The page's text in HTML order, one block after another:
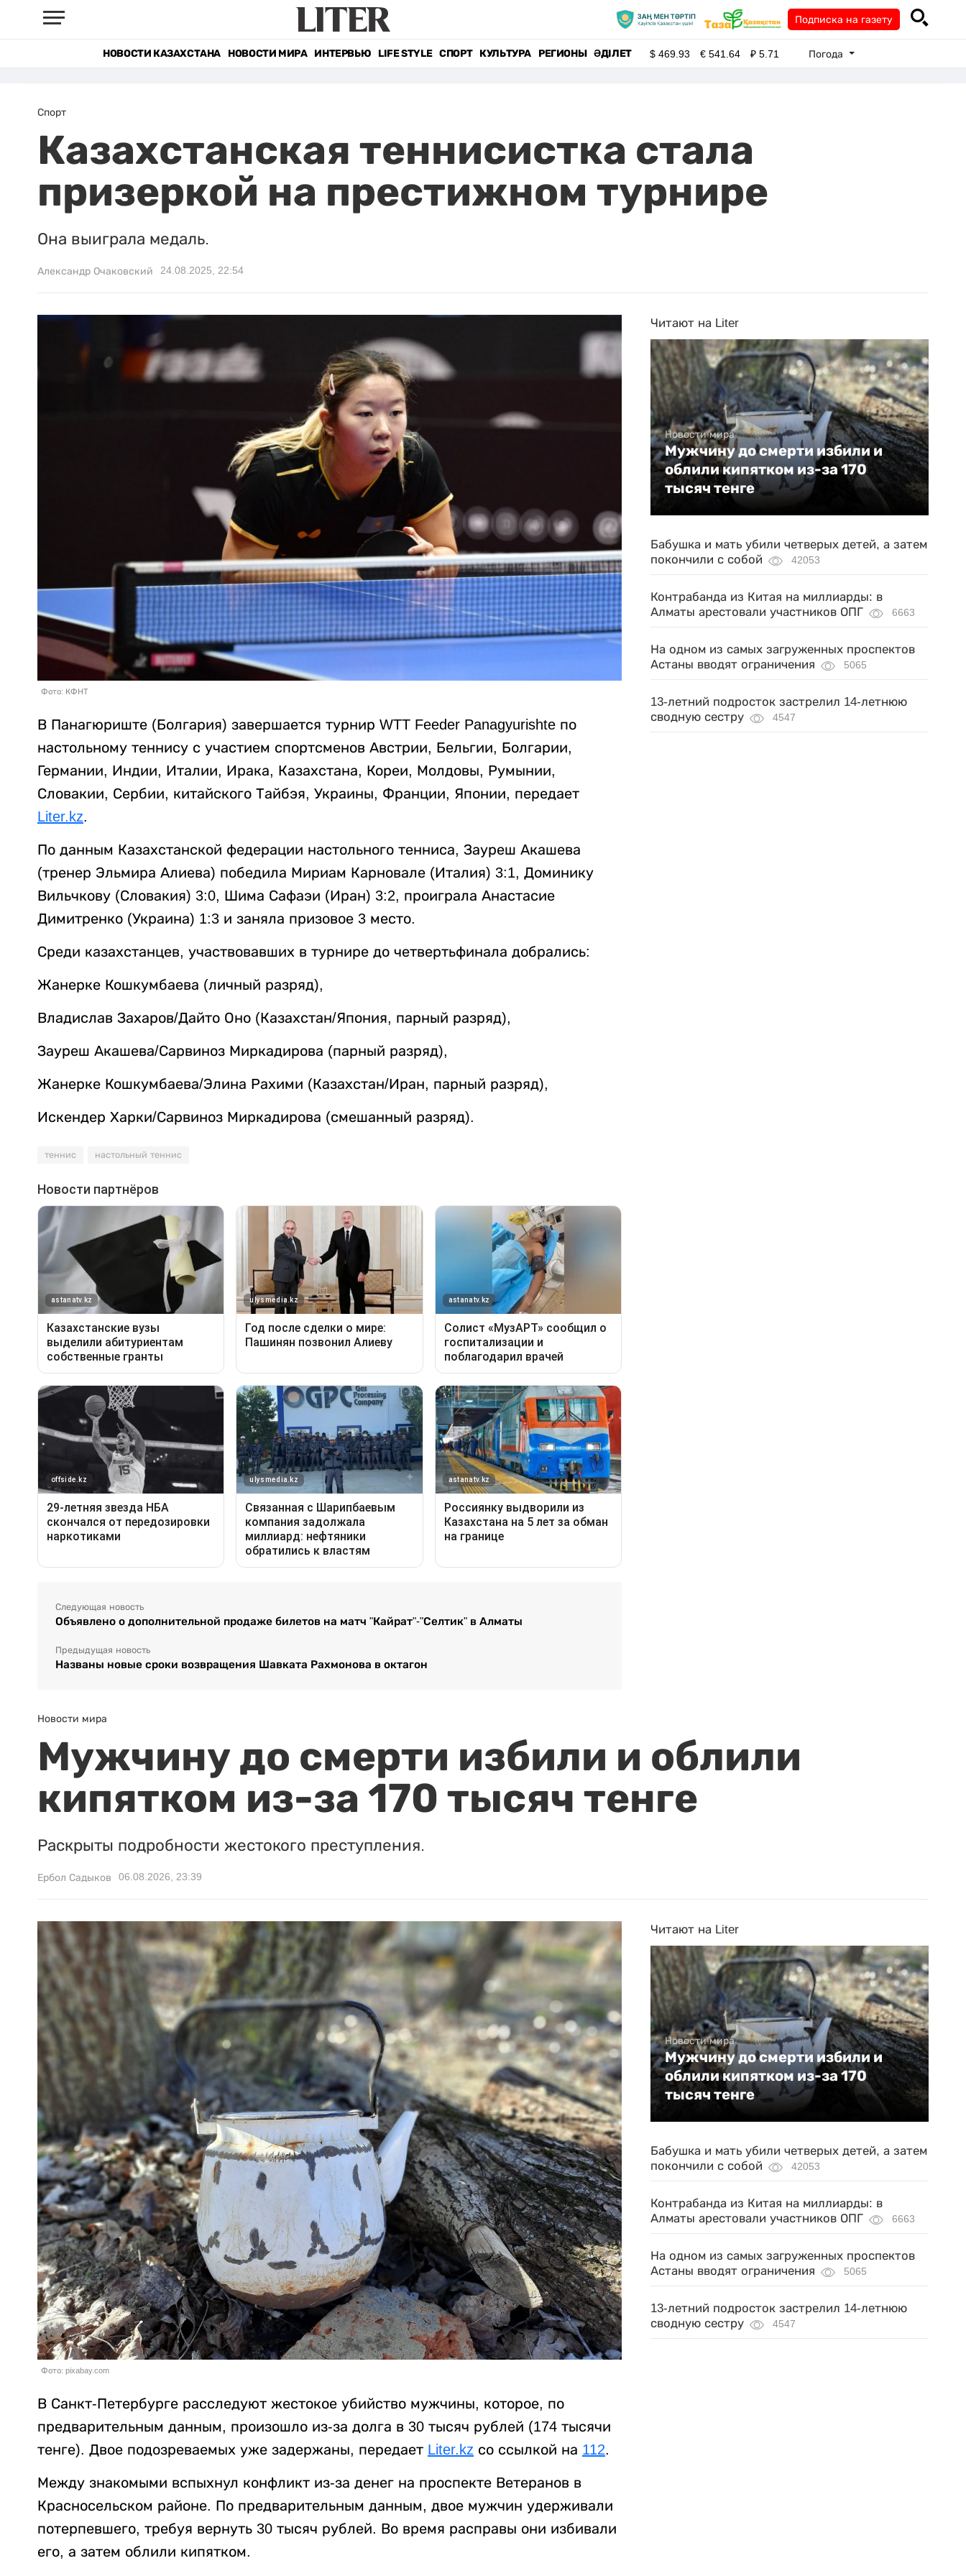
Подписка на газету
НОВОСТИ КАЗАХСТАНА НОВОСТИ МИРА ИНТЕРВЬЮ LIFE STYLE СПОРТ КУЛЬТУРА РЕГИОНЫ ӘДІЛЕТ $469.93 €541.64 ₽5.71 Погода
Спорт
Казахстанская теннисистка стала
призеркой на престижном турнире
Она выиграла медаль.
Александр Очаковский 24.08.2025, 22:54
Фото: КФНТ
В Панагюриште (Болгария) завершается турнир WTT Feeder Panagyurishte по
настольному теннису с участием спортсменов Австрии, Бельгии, Болгарии,
Германии, Индии, Италии, Ирака, Казахстана, Кореи, Молдовы, Румынии,
Словакии, Сербии, китайского Тайбэя, Украины, Франции, Японии, передает
Liter.kz.
По данным Казахстанской федерации настольного тенниса, Зауреш Акашева
(тренер Эльмира Алиева) победила Мириам Карновале (Италия) 3:1, Доминику
Вильчкову (Словакия) 3:0, Шима Сафаэи (Иран) 3:2, проиграла Анастасие
Димитренко (Украина) 1:3 и заняла призовое 3 место.
Среди казахстанцев, участвовавших в турнире до четвертьфинала добрались:
Жанерке Кошкумбаева (личный разряд),
Владислав Захаров/Дайто Оно (Казахстан/Япония, парный разряд),
Зауреш Акашева/Сарвиноз Миркадирова (парный разряд),
Жанерке Кошкумбаева/Элина Рахими (Казахстан/Иран, парный разряд),
Искендер Харки/Сарвиноз Миркадирова (смешанный разряд).
теннис настольный теннис
Следующая новость
Объявлено о дополнительной продаже билетов на матч "Кайрат"-"Селтик" в Алматы
Предыдущая новость
Названы новые сроки возвращения Шавката Рахмонова в октагон
Читают на Liter
Новости мира
Мужчину до смерти избили и
облили кипятком из-за 170
тысяч тенге
Бабушка и мать убили четверых детей, а затем
покончили с собой
42053
Контрабанда из Китая на миллиарды: в
Алматы арестовали участников ОПГ
6663
На одном из самых загруженных проспектов
Астаны вводят ограничения
5065
13-летний подросток застрелил 14-летнюю
сводную сестру
4547
Новости мира
Мужчину до смерти избили и облили
кипятком из-за 170 тысяч тенге
Раскрыты подробности жестокого преступления.
Ербол Садыков 06.08.2026, 23:39
Фото: pixabay.com
В Санкт-Петербурге расследуют жестокое убийство мужчины, которое, по
предварительным данным, произошло из-за долга в 30 тысяч рублей (174 тысячи
тенге). Двое подозреваемых уже задержаны, передает Liter.kz со ссылкой на 112.
Между знакомыми вспыхнул конфликт из-за денег на проспекте Ветеранов в
Красносельском районе. По предварительным данным, двое мужчин удерживали
потерпевшего, требуя вернуть 30 тысяч рублей. Во время расправы они избивали
его, а затем облили кипятком.
Читают на Liter
Новости мира
Мужчину до смерти избили и
облили кипятком из-за 170
тысяч тенге
Бабушка и мать убили четверых детей, а затем
покончили с собой
42053
Контрабанда из Китая на миллиарды: в
Алматы арестовали участников ОПГ
6663
На одном из самых загруженных проспектов
Астаны вводят ограничения
5065
13-летний подросток застрелил 14-летнюю
сводную сестру
4547